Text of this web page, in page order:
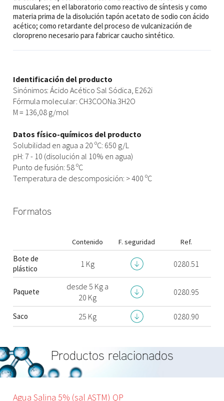
musculares; en el laboratorio como reactivo de síntesis y como
materia prima de la disolución tapón acetato de sodio con ácido
acético; como retardante del proceso de vulcanización de
cloropreno necesario para fabricar caucho sintético.
Identificación del producto
Sinónimos: Ácido Acético Sal Sódica, E262i
Fórmula molecular: CH3COONa.3H2O
M = 136,08 g/mol
Datos físico-químicos del producto
Solubilidad en agua a 20 ºC: 650 g/L
pH: 7 - 10 (disolución al 10% en agua)
Punto de fusión: 58 ºC
Temperatura de descomposición: > 400 ºC
Formatos
Contenido F. seguridad Ref.
Bote de
plástico
1 Kg 0280.51
Paquete
desde 5 Kg a
20 Kg
0280.95
Saco 25 Kg 0280.90
Productos relacionados
Agua Salina 5% (sal ASTM) QP